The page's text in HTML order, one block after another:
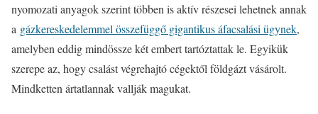
nyomozati anyagok szerint többen is aktív részesei lehetnek annak
a gázkereskedelemmel összefüggő gigantikus áfacsalási ügynek,
amelyben eddig mindössze két embert tartóztattak le. Egyikük
szerepe az, hogy csalást végrehajtó cégektől földgázt vásárolt.
Mindketten ártatlannak vallják magukat.